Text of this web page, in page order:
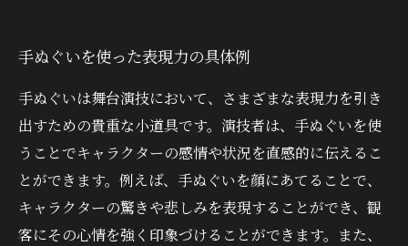
手ぬぐいを使った表現力の具体例
手ぬぐいは舞台演技において、さまざまな表現力を引き
出すための貴重な小道具です。演技者は、手ぬぐいを使
うことでキャラクターの感情や状況を直感的に伝えるこ
とができます。例えば、手ぬぐいを顔にあてることで、
キャラクターの驚きや悲しみを表現することができ、観
客にその心情を強く印象づけることができます。また、